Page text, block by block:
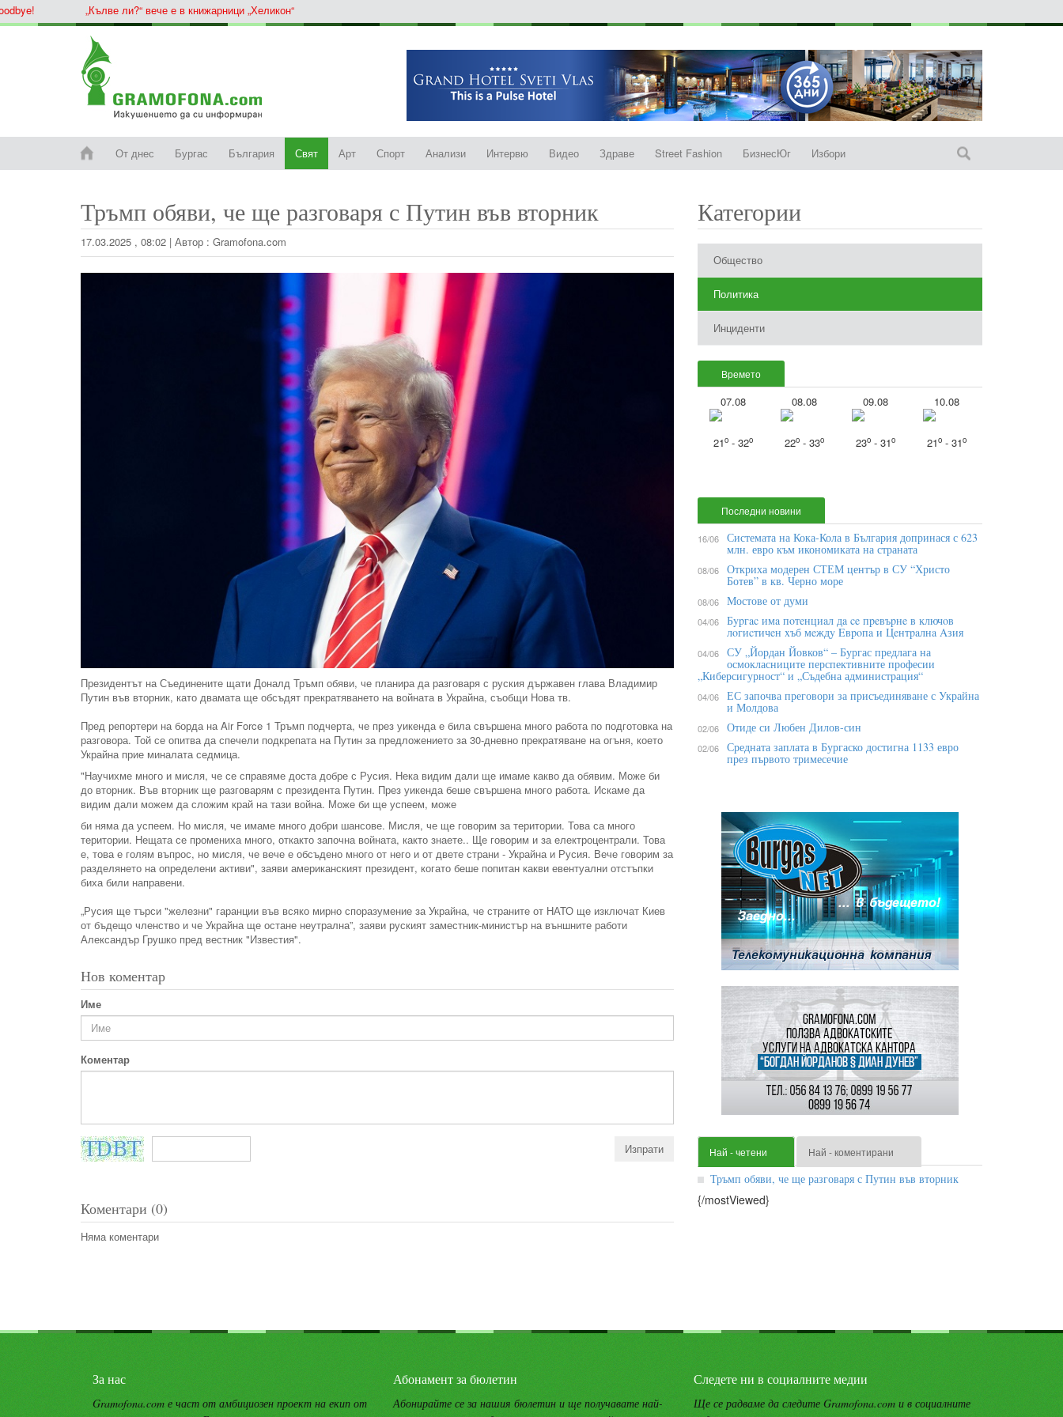
„Кълве ли?“ вече е в книжарници „Хеликон“
От днес Бургас България Свят Арт Спорт Анализи Интервю Видео Здраве Street Fashion БизнесЮг Избори
Тръмп обяви, че ще разговаря с Путин във вторник
17.03.2025 , 08:02 | Автор : Gramofona.com
Президентът на Съединените щати Доналд Тръмп обяви, че планира да разговаря с руския държавен глава Владимир
Путин във вторник, като двамата ще обсъдят прекратяването на войната в Украйна, съобщи Нова тв.
Пред репортери на борда на Air Force 1 Тръмп подчерта, че през уикенда е била свършена много работа по подготовка на
разговора. Той се опитва да спечели подкрепата на Путин за предложението за 30-дневно прекратяване на огъня, което
Украйна прие миналата седмица.
"Научихме много и мисля, че се справяме доста добре с Русия. Нека видим дали ще имаме какво да обявим. Може би
до вторник. Във вторник ще разговарям с президента Путин. През уикенда беше свършена много работа. Искаме да
видим дали можем да сложим край на тази война. Може би ще успеем, може
би няма да успеем. Но мисля, че имаме много добри шансове. Мисля, че ще говорим за територии. Това са много
територии. Нещата се промениха много, откакто започна войната, както знаете.. Ще говорим и за електроцентрали. Това
е, това е голям въпрос, но мисля, че вече е обсъдено много от него и от двете страни - Украйна и Русия. Вече говорим за
разделянето на определени активи", заяви американският президент, когато беше попитан какви евентуални отстъпки
биха били направени.
„Русия ще търси "железни" гаранции във всяко мирно споразумение за Украйна, че страните от НАТО ще изключат Киев
от бъдещо членство и че Украйна ще остане неутрална”, заяви руският заместник-министър на външните работи
Александър Грушко пред вестник "Известия".
Нов коментар
Име
Коментар
Коментари (0)
Няма коментари
Категории
Общество
Политика
Инциденти
Времето
07.08
21o - 32o
08.08
22o - 33o
09.08
23o - 31o
10.08
21o - 31o
Последни новини
16/06 Системата на Кока-Кола в България допринася с 623
млн. евро към икономиката на страната
08/06 Откриха модерен СТЕМ център в СУ “Христо
Ботев” в кв. Черно море
08/06 Мостове от думи
04/06 Бypгac имa пoтeнциaл дa ce пpeвъpнe в ĸлючoв
лoгиcтичeн xъб мeждy Eвpoпa и Цeнтpaлнa Aзия
04/06 СУ „Йордан Йовков“ – Бургас предлага на
осмокласниците перспективните професии
„Киберсигурност“ и „Съдебна администрация“
04/06 ЕС започва преговори за присъединяване с Украйна
и Молдова
02/06 Отиде си Любен Дилов-син
02/06 Средната заплата в Бургаско достигна 1133 евро
през първото тримесечие
Най - четени Най - коментирани
Тръмп обяви, че ще разговаря с Путин във вторник
{/mostViewed}
За нас
Gramofona.com е част от амбициозен проект на екип от
Абонамент за бюлетин
Абонирайте се за нашия бюлетин и ще получавате най-
Следете ни в социалните медии
Ще се радваме да следите Gramofona.com и в социалните